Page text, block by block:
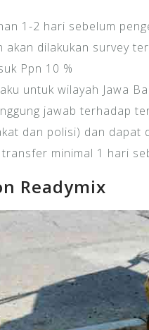
1-2 hari sebelum
akan dilakukan survey
Ppn 10 %
untuk wilayah Jawa
jawab terhadap
dan polisi) dan dapat
minimal 1 hari
Readymix